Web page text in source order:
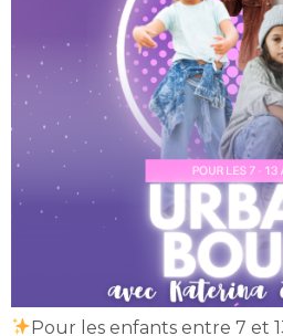
Pour les enfants entre 7 et